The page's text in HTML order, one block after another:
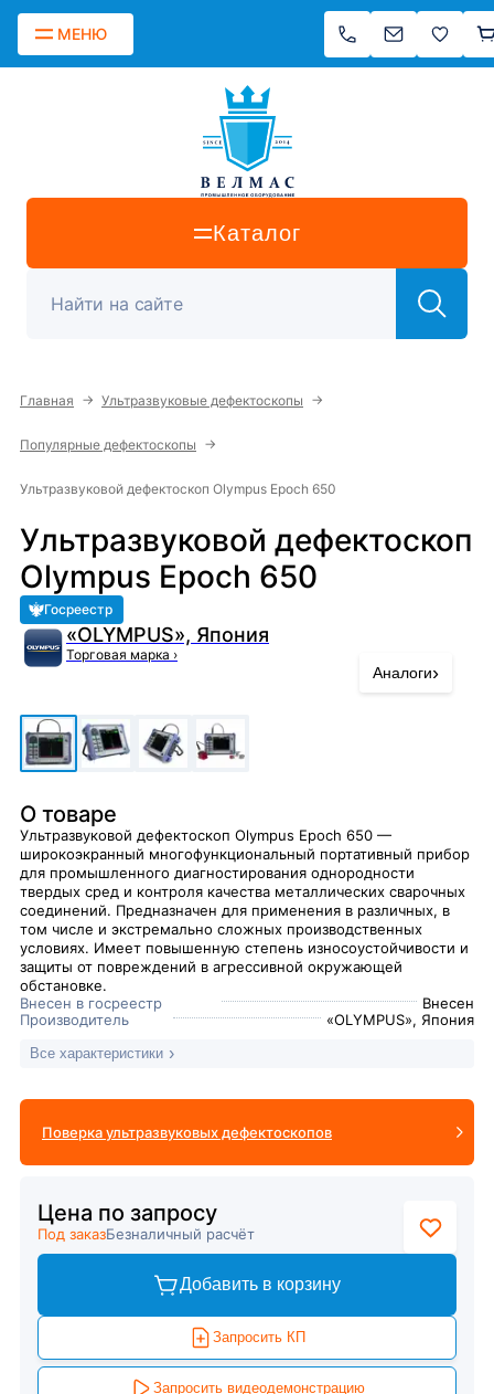
МЕНЮ
Каталог
Главная → Ультразвуковые дефектоскопы →
Популярные дефектоскопы →
Ультразвуковой дефектоскоп Olympus Epoch 650
Ультразвуковой дефектоскоп
Olympus Epoch 650
Госреестр
«OLYMPUS», Япония
Торговая марка ›
Аналоги›
О товаре
Ультразвуковой дефектоскоп Olympus Epoch 650 —
широкоэкранный многофункциональный портативный прибор
для промышленного диагностирования однородности
твердых сред и контроля качества металлических сварочных
соединений. Предназначен для применения в различных, в
том числе и экстремально сложных производственных
условиях. Имеет повышенную степень износоустойчивости и
защиты от повреждений в агрессивной окружающей
обстановке.
Внесен в госреестр
Внесен
Производитель
«OLYMPUS», Япония
Все характеристики
Поверка ультразвуковых дефектоскопов
Цена по запросу
Под заказБезналичный расчёт
Добавить в корзину
Запросить КП
Запросить видеодемонстрацию